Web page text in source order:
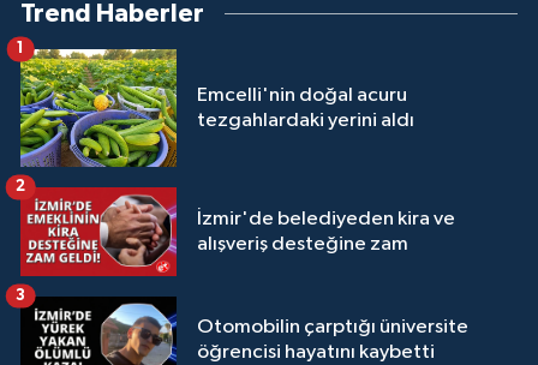
Trend Haberler
Emcelli'nin doğal acuru
tezgahlardaki yerini aldı
İzmir'de belediyeden kira ve
alışveriş desteğine zam
2
Otomobilin çarptığı üniversite
öğrencisi hayatını kaybetti
3